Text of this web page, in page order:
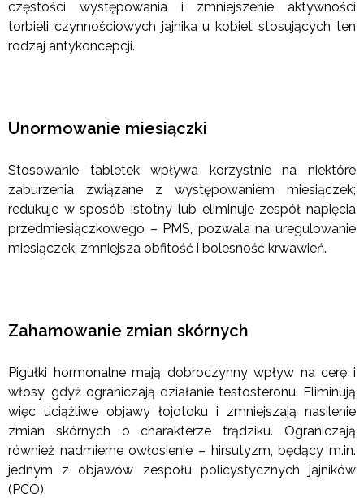
częstości występowania i zmniejszenie aktywności
torbieli czynnościowych jajnika u kobiet stosujących ten
rodzaj antykoncepcji.
Unormowanie miesiączki
Stosowanie tabletek wpływa korzystnie na niektóre
zaburzenia związane z występowaniem miesiączek;
redukuje w sposób istotny lub eliminuje zespół napięcia
przedmiesiączkowego – PMS, pozwala na uregulowanie
miesiączek, zmniejsza obfitość i bolesność krwawień.
Zahamowanie zmian skórnych
Pigułki hormonalne mają dobroczynny wpływ na cerę i
włosy, gdyż ograniczają działanie testosteronu. Eliminują
więc uciążliwe objawy łojotoku i zmniejszają nasilenie
zmian skórnych o charakterze trądziku. Ograniczają
również nadmierne owłosienie – hirsutyzm, będący m.in.
jednym z objawów zespołu policystycznych jajników
(PCO).